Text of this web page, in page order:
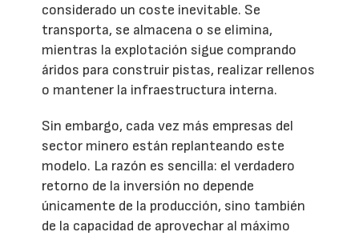
considerado un coste inevitable. Se
transporta, se almacena o se elimina,
mientras la explotación sigue comprando
áridos para construir pistas, realizar rellenos
o mantener la infraestructura interna.
Sin embargo, cada vez más empresas del
sector minero están replanteando este
modelo. La razón es sencilla: el verdadero
retorno de la inversión no depende
únicamente de la producción, sino también
de la capacidad de aprovechar al máximo